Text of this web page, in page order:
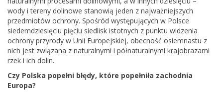
wody i tereny dolinowe stanowią jeden z najważniejszych
przedmiotów ochrony. Spośród występujących w Polsce
siedemdziesięciu pięciu siedlisk istotnych z punktu widzenia
ochrony przyrody w Unii Europejskiej, obecność osiemnastu z
nich jest związana z naturalnymi i półnaturalnymi krajobrazami
rzek i ich dolin.
Czy Polska popełni błędy, które popełniła zachodnia
Europa?